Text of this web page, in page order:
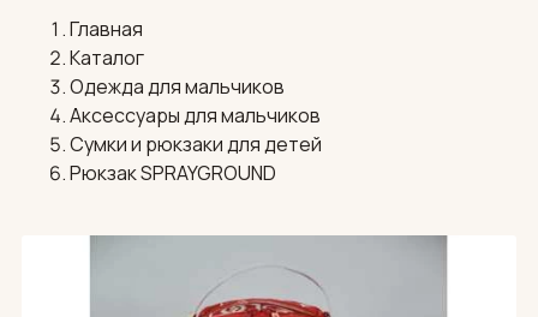
Главная
Каталог
Одежда для мальчиков
Аксессуары для мальчиков
Сумки и рюкзаки для детей
Рюкзак SPRAYGROUND